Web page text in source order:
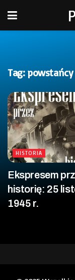
Tag: powstańcy
HISTORIA
Ekspresem
historię: 25
1945 r.